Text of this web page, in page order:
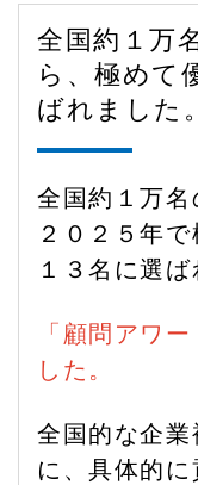
全国約１万
ら、極めて
ばれました。
全国約１万名
２０２５年
１３名に選ば
「顧問アワ
した。
全国的な企
に、具体的